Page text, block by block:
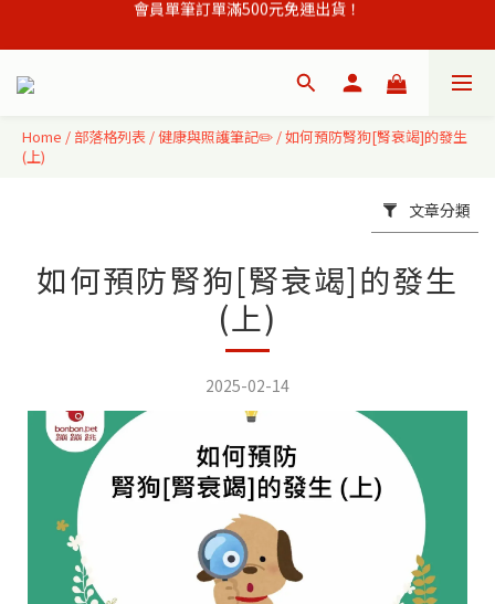
會員單筆訂單滿500元免運出貨！
Home / 部落格列表 /健康與照護筆記✏️ /如何預防腎狗[腎衰竭]的發生
(上)
文章分類
如何預防腎狗[腎衰竭]的發生
(上)
2025-02-14